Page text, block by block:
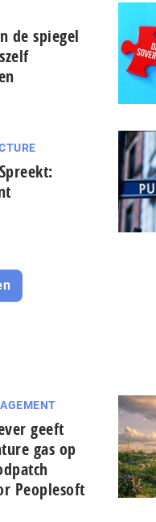
de spiegel
geeft
gas op
Peoplesoft